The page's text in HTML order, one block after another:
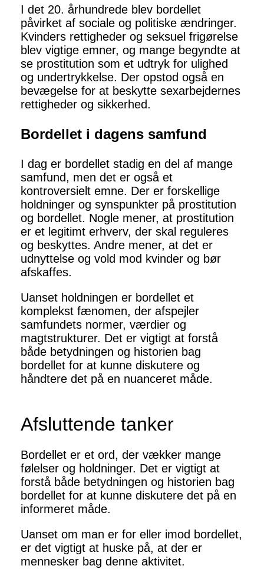
I det 20. århundrede blev bordellet
påvirket af sociale og politiske ændringer.
Kvinders rettigheder og seksuel frigørelse
blev vigtige emner, og mange begyndte at
se prostitution som et udtryk for ulighed
og undertrykkelse. Der opstod også en
bevægelse for at beskytte sexarbejdernes
rettigheder og sikkerhed.
Bordellet i dagens samfund
I dag er bordellet stadig en del af mange
samfund, men det er også et
kontroversielt emne. Der er forskellige
holdninger og synspunkter på prostitution
og bordellet. Nogle mener, at prostitution
er et legitimt erhverv, der skal reguleres
og beskyttes. Andre mener, at det er
udnyttelse og vold mod kvinder og bør
afskaffes.
Uanset holdningen er bordellet et
komplekst fænomen, der afspejler
samfundets normer, værdier og
magtstrukturer. Det er vigtigt at forstå
både betydningen og historien bag
bordellet for at kunne diskutere og
håndtere det på en nuanceret måde.
Afsluttende tanker
Bordellet er et ord, der vækker mange
følelser og holdninger. Det er vigtigt at
forstå både betydningen og historien bag
bordellet for at kunne diskutere det på en
informeret måde.
Uanset om man er for eller imod bordellet,
er det vigtigt at huske på, at der er
mennesker bag denne aktivitet.